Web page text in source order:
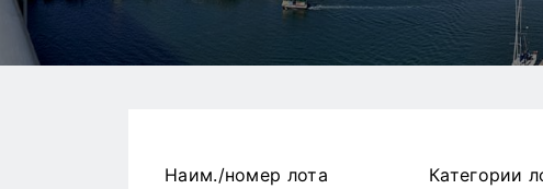
Наим./номер лота Категории